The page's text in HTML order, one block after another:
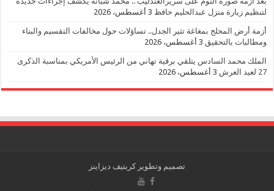
لتنظيم زيارة منزل عبدالحليم حافظ 3 أغسطس، 2026
أزمة أرض المحلج بمغاغة تثير الجدل.. تساؤلات حول مخالفات التقسيم والبناء
ومطالبات بالتحقيق 3 أغسطس، 2026
الملك محمد السادس يتلقي برقية تهاني من الرئيس الأمريكي بمناسبة الذكرى
27 لعيد العرش
3 أغسطس، 2026
تصميم وتطويركريتيف ديزاينز